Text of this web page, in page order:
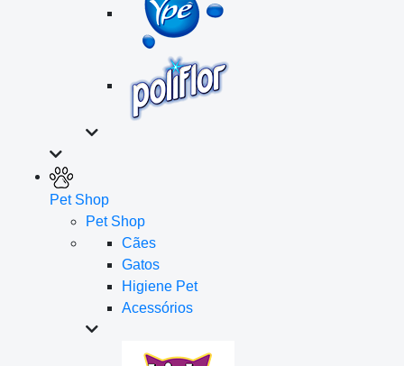
Pet Shop
Pet Shop
Cães
Gatos
Higiene Pet
Acessórios